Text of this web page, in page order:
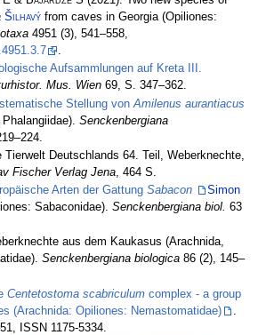
Šilhavý from caves in Georgia (Opiliones:
4951 (3), 541–558,
.
Aufsammlungen auf Kreta III.
Mus. Wien 69, S. 347–362.
Stellung von Amilenus aurantiacus
Senckenbergiana
Tierwelt Deutschlands 64. Teil, Weberknechte,
Fischer Verlag Jena, 464 S.
Arten der Gattung Sabacon
Simon
Sabaconidae). Senckenbergiana biol. 63
aus dem Kaukasus (Arachnida,
Senckenbergiana biologica 86 (2), 145–
Centetostoma scabriculum complex - a group
(Arachnida: Opiliones: Nemastomatidae)
ISSN 1175-5334.